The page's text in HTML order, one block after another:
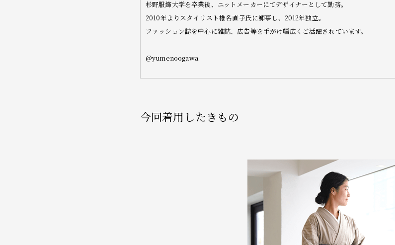
杉野服飾大学を卒業後、ニットメーカーにてデザイナーとして勤務。
2010年よりスタイリスト椎名直子氏に師事し、2012年独立。
ファッション誌を中心に雑誌、広告等を手がけ幅広くご活躍されています。
@yumenoogawa
今回着用したきもの